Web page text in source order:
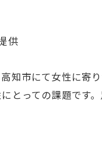
供
知市にて女性に寄
とっての課題です